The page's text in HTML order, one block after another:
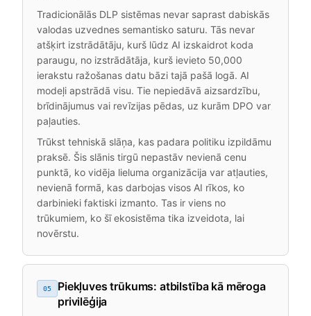
Tradicionālās DLP sistēmas nevar saprast dabiskās
valodas uzvednes semantisko saturu. Tās nevar
atšķirt izstrādātāju, kurš lūdz AI izskaidrot koda
paraugu, no izstrādātāja, kurš ievieto 50,000
ierakstu ražošanas datu bāzi tajā pašā logā. AI
modeļi apstrādā visu. Tie nepiedāvā aizsardzību,
brīdinājumus vai revīzijas pēdas, uz kurām DPO var
paļauties.
Trūkst tehniskā slāņa, kas padara politiku izpildāmu
praksē. Šis slānis tirgū nepastāv nevienā cenu
punktā, ko vidēja lieluma organizācija var atļauties,
nevienā formā, kas darbojas visos AI rīkos, ko
darbinieki faktiski izmanto. Tas ir viens no
trūkumiem, ko šī ekosistēma tika izveidota, lai
novērstu.
05
Piekļuves trūkums: atbilstība kā mēroga
privilēģija